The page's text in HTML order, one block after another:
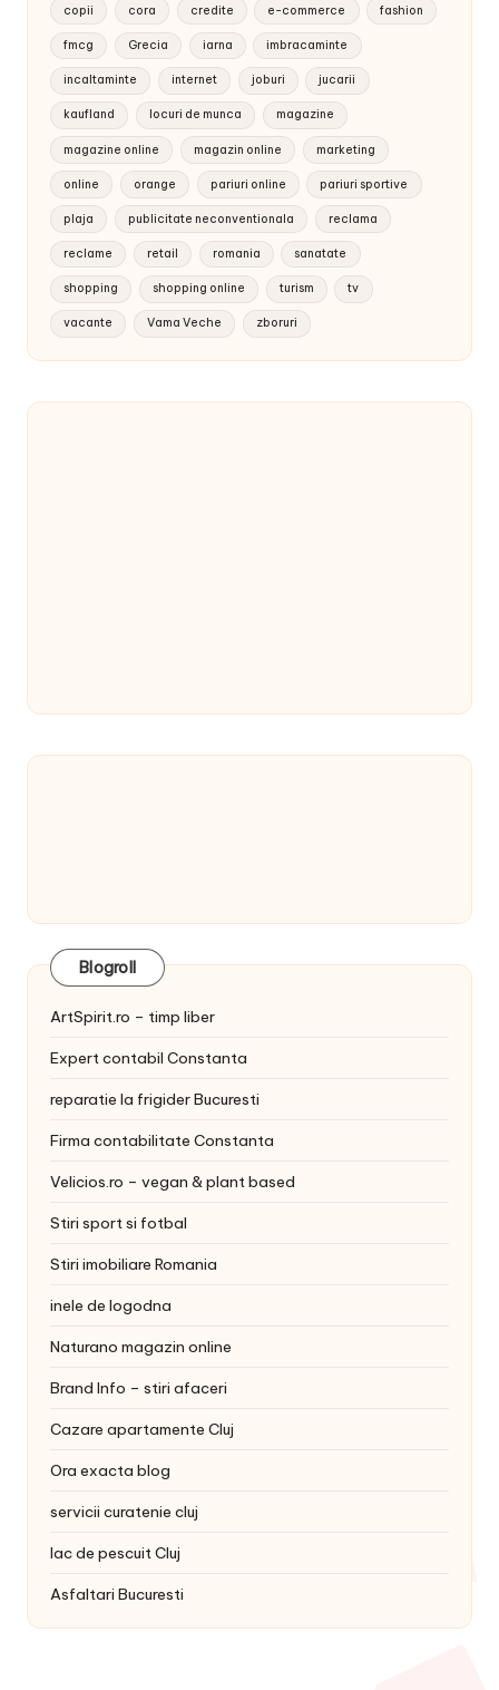
copii cora credite e-commerce fashion
fmcg Grecia iarna imbracaminte
incaltaminte internet joburi jucarii
kaufland locuri de munca magazine
magazine online magazin online marketing
online orange pariuri online pariuri sportive
plaja publicitate neconventionala reclama
reclame retail romania sanatate
shopping shopping online turism tv
vacante Vama Veche zboruri
Blogroll
ArtSpirit.ro – timp liber
Expert contabil Constanta
reparatie la frigider Bucuresti
Firma contabilitate Constanta
Velicios.ro – vegan & plant based
Stiri sport si fotbal
Stiri imobiliare Romania
inele de logodna
Naturano magazin online
Brand Info – stiri afaceri
Cazare apartamente Cluj
Ora exacta blog
servicii curatenie cluj
lac de pescuit Cluj
Asfaltari Bucuresti